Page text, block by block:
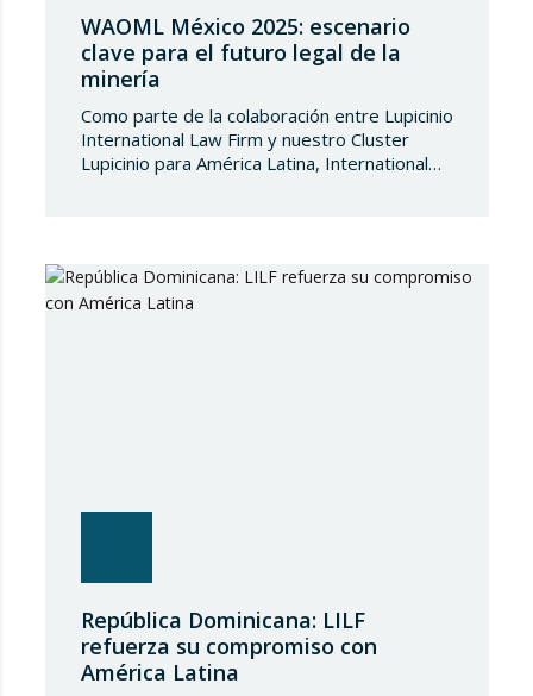
WAOML México 2025: escenario
clave para el futuro legal de la
minería
Como parte de la colaboración entre Lupicinio
International Law Firm y nuestro Cluster
Lupicinio para América Latina, International
celebrada en México del 1 al 3 de junio.
Nuestra participación…
República Dominicana: LILF
refuerza su compromiso con
América Latina